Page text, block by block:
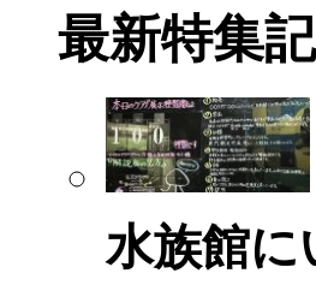
最新特集
水族館に